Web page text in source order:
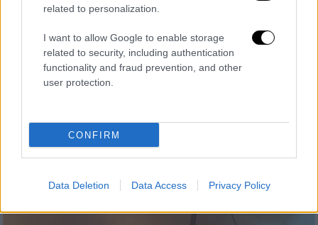
related to personalization.
I want to allow Google to enable storage
related to security, including authentication
functionality and fraud prevention, and other
user protection.
CONFIRM
Data Deletion Data Access Privacy Policy
Κόσμος|13.08.2019 21:46
Έρευνα Pew: Οι Αμερικανοί δεν είχαν
για την Κίνα
Tο 60% των ερωτηθέντων στις ΗΠΑ έχει
«αρνητική» γνώμη για την Κίνα, έναντι 47%
το 2018